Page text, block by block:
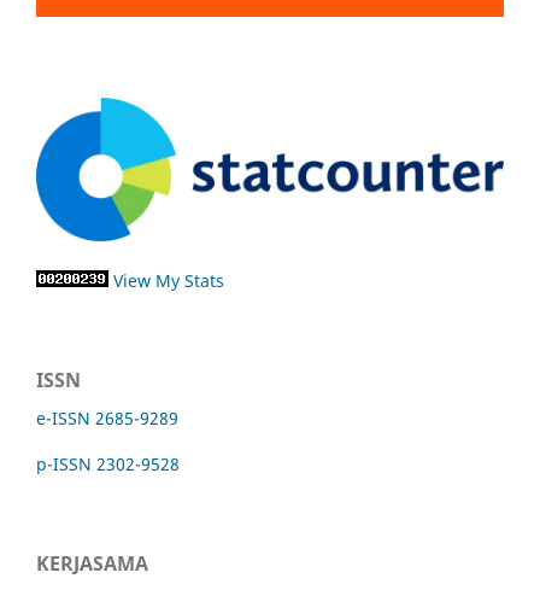
View My Stats
ISSN
e-ISSN 2685-9289
p-ISSN 2302-9528
KERJASAMA